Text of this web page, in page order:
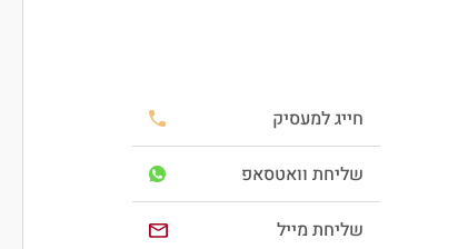
חייג למעסיק
שליחת וואטסאפ
שליחת מייל